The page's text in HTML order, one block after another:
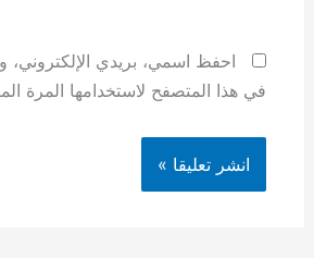
احفظ اسمي، بريدي الإلكتروني،
في هذا المتصفح لاستخدامها المرة